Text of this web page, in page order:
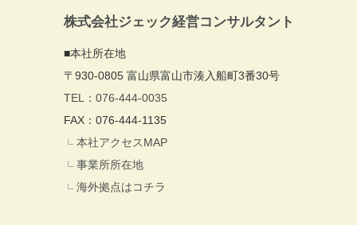
株式会社ジェック経営コンサルタント
■本社所在地
〒930-0805 富山県富山市湊入船町3番30号
TEL：076-444-0035
FAX：076-444-1135
本社アクセスMAP
事業所所在地
海外拠点はコチラ